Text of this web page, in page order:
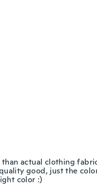
actual clothing
good, just the
color :)